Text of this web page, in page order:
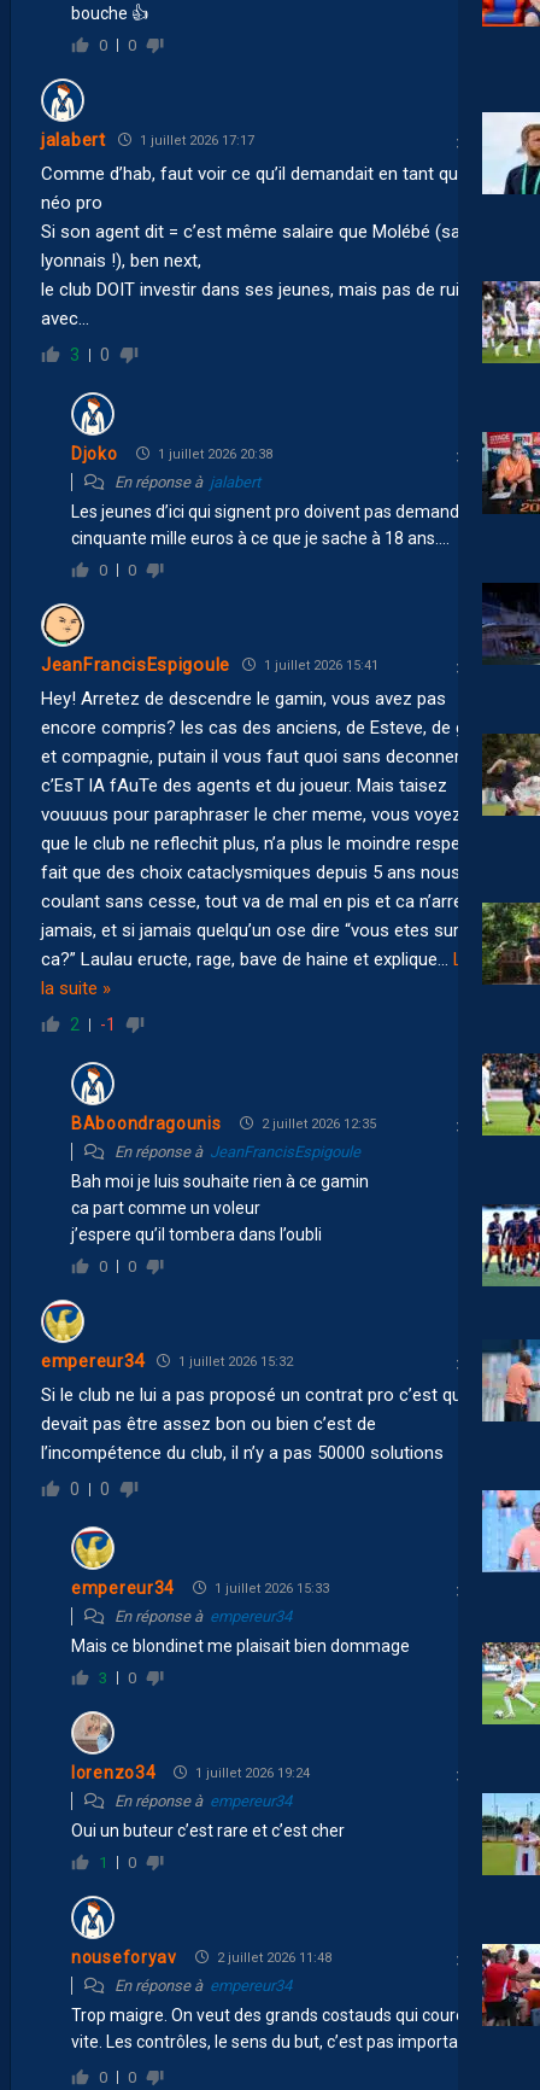
bouche 👍
0 0
jalabert 1 juillet 2026 17:17
Comme d’hab, faut voir ce qu’il demandait en tant que
néo pro
Si son agent dit = c’est même salaire que Molébé (salaire
lyonnais !), ben next,
le club DOIT investir dans ses jeunes, mais pas de ruiner
avec…
3 0
Djoko 1 juillet 2026 20:38
En réponse à jalabert
Les jeunes d’ici qui signent pro doivent pas demander
cinquante mille euros à ce que je sache à 18 ans….
0 0
JeanFrancisEspigoule 1 juillet 2026 15:41
Hey! Arretez de descendre le gamin, vous avez pas
encore compris? les cas des anciens, de Esteve, de garny
et compagnie, putain il vous faut quoi sans deconner?
c’EsT lA fAuTe des agents et du joueur. Mais taisez
vouuuus pour paraphraser le cher meme, vous voyez bien
que le club ne reflechit plus, n’a plus le moindre respect, a
fait que des choix cataclysmiques depuis 5 ans nous
coulant sans cesse, tout va de mal en pis et ca n’arrete
jamais, et si jamais quelqu’un ose dire “vous etes sur de
ca?” Laulau eructe, rage, bave de haine et explique
Lire
la suite »
2 -1
BAboondragounis 2 juillet 2026 12:35
En réponse à JeanFrancisEspigoule
Bah moi je luis souhaite rien à ce gamin
ca part comme un voleur
j’espere qu’il tombera dans l’oubli
0 0
empereur34 1 juillet 2026 15:32
Si le club ne lui a pas proposé un contrat pro c’est qu’il ne
devait pas être assez bon ou bien c’est de
l’incompétence du club, il n’y a pas 50000 solutions
0 0
empereur34 1 juillet 2026 15:33
En réponse à empereur34
Mais ce blondinet me plaisait bien dommage
3 0
lorenzo34 1 juillet 2026 19:24
En réponse à empereur34
Oui un buteur c’est rare et c’est cher
1 0
nouseforyav 2 juillet 2026 11:48
En réponse à empereur34
Trop maigre. On veut des grands costauds qui courent
vite. Les contrôles, le sens du but, c’est pas important
0 0